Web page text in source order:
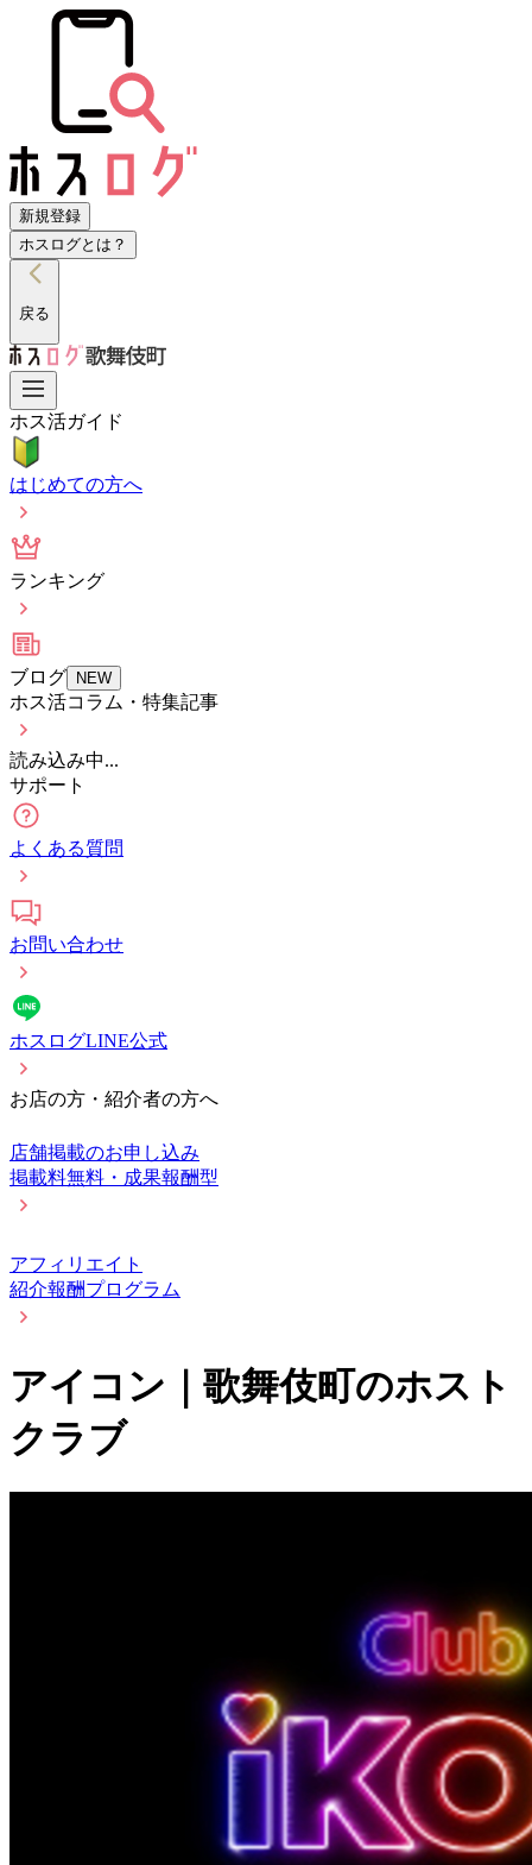
新規登録
ホスログとは？
戻る
ホス活ガイド
はじめての方へ
ランキング
ブログ NEW
ホス活コラム・特集記事
読み込み中...
サポート
よくある質問
お問い合わせ
ホスログLINE公式
お店の方・紹介者の方へ
店舗掲載のお申し込み
掲載料無料・成果報酬型
アフィリエイト
紹介報酬プログラム
アイコン｜歌舞伎町のホスト
クラブ